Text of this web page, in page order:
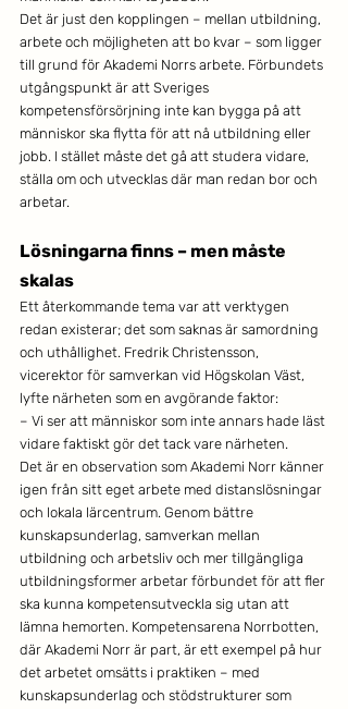
Det är just den kopplingen – mellan utbildning,
arbete och möjligheten att bo kvar – som ligger
till grund för Akademi Norrs arbete. Förbundets
utgångspunkt är att Sveriges
kompetensförsörjning inte kan bygga på att
människor ska flytta för att nå utbildning eller
jobb. I stället måste det gå att studera vidare,
ställa om och utvecklas där man redan bor och
arbetar.
Lösningarna finns – men måste
Ett återkommande tema var att verktygen
redan existerar; det som saknas är samordning
och uthållighet. Fredrik Christensson,
vicerektor för samverkan vid Högskolan Väst,
lyfte närheten som en avgörande faktor:
– Vi ser att människor som inte annars hade läst
vidare faktiskt gör det tack vare närheten.
Det är en observation som Akademi Norr känner
igen från sitt eget arbete med distanslösningar
och lokala lärcentrum. Genom bättre
kunskapsunderlag, samverkan mellan
utbildning och arbetsliv och mer tillgängliga
utbildningsformer arbetar förbundet för att fler
ska kunna kompetensutveckla sig utan att
lämna hemorten. Kompetensarena Norrbotten,
där Akademi Norr är part, är ett exempel på hur
det arbetet omsätts i praktiken – med
kunskapsunderlag och stödstrukturer som